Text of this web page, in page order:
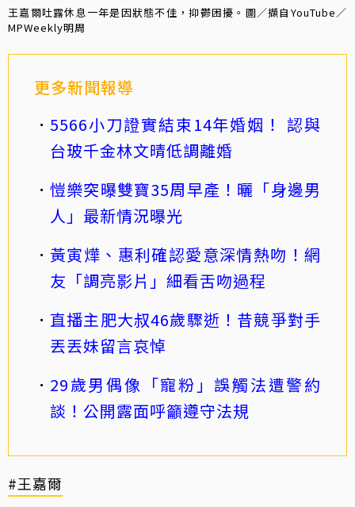
王嘉爾吐露休息一年是因狀態不佳，抑鬱困擾。圖／擷自YouTube／
MPWeekly明周
更多新聞報導
5566小刀證實結束14年婚姻！ 認與
台玻千金林文晴低調離婚
愷樂突曝雙寶35周早產！曬「身邊男
人」最新情況曝光
黃寅燁、惠利確認愛意深情熱吻！網
友「調亮影片」細看舌吻過程
直播主肥大叔46歲驟逝！昔競爭對手
丟丟妹留言哀悼
29歲男偶像「寵粉」誤觸法遭警約
談！公開露面呼籲遵守法規
#王嘉爾